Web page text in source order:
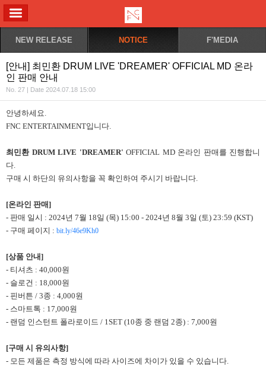
NEW RELEASE NOTICE F'MEDIA
[안내] 최민환 DRUM LIVE 'DREAMER' OFFICIAL MD 온라
인 판매 안내
No. 27 | Date 2024.07.18 15:00
안녕하세요.
FNC ENTERTAINMENT입니다.
최민환 DRUM LIVE 'DREAMER' OFFICIAL MD 온라인 판매를 진행합니
다.
구매 시 하단의 유의사항을 꼭 확인하여 주시기 바랍니다.
[온라인 판매]
- 판매 일시 : 2024년 7월 18일 (목) 15:00 - 2024년 8월 3일 (토) 23:59 (KST)
- 구매 페이지 : bit.ly/46e9Kh0
[상품 안내]
- 티셔츠 : 40,000원
- 슬로건 : 18,000원
- 핀버튼 / 3종 : 4,000원
- 스마트톡 : 17,000원
- 랜덤 인스턴트 폴라로이드 / 1SET (10종 중 랜덤 2종) : 7,000원
[구매 시 유의사항]
- 모든 제품은 측정 방식에 따라 사이즈에 차이가 있을 수 있습니다.